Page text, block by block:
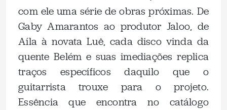
com ele uma série de obras próximas. De
Gaby Amarantos ao produtor Jaloo, de
Aíla à novata Luê, cada disco vinda da
quente Belém e suas imediações replica
traços específicos daquilo que o
guitarrista trouxe para o projeto.
Essência que encontra no catálogo